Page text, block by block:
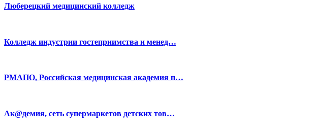
Люберецкий медицинский колледж
Колледж индустрии гостеприимства и менед…
РМАПО, Российская медицинская академия п…
Ак@демия, сеть супермаркетов детских тов…